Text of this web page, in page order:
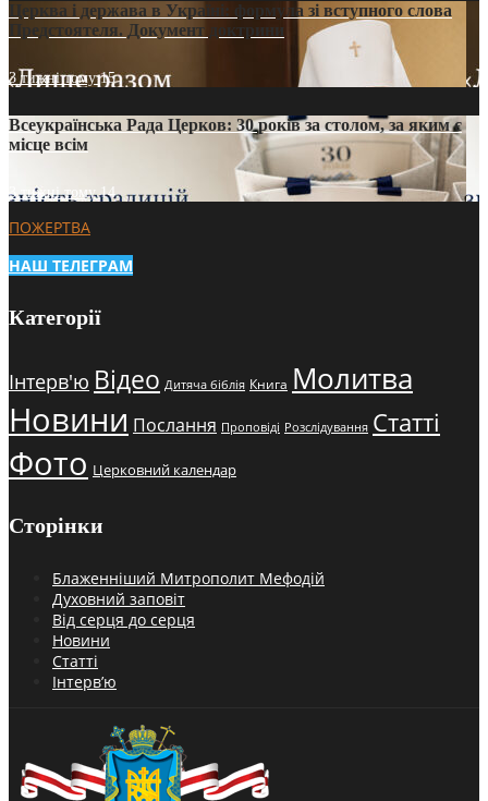
Церква і держава в Україні: формула зі вступного слова
Предстоятеля. Документ доктрини
3 тижні тому15
Всеукраїнська Рада Церков: 30 років за столом, за яким є
місце всім
3 тижні тому14
ПОЖЕРТВА
НАШ ТЕЛЕГРАМ
Категорії
Інтерв'ю Відео Дитяча біблія Книга Молитва
Новини Послання Проповіді Розслідування Статті
Фото Церковний календар
Сторінки
Блаженніший Митрополит Мефодій
Духовний заповіт
Від серця до серця
Новини
Статті
Інтерв’ю